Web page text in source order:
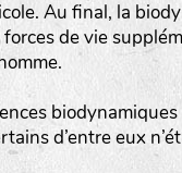
Au final, la
de vie
d’entre eux